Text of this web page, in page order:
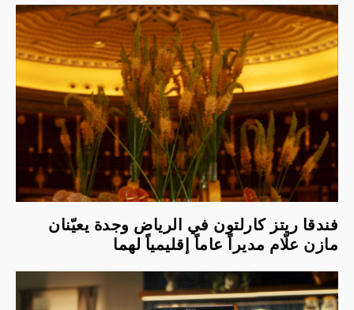
فندقا ريتز كارلتون في الرياض وجدة يعيّنان
مازن علّام مديراً عاماً إقليمياً لهما